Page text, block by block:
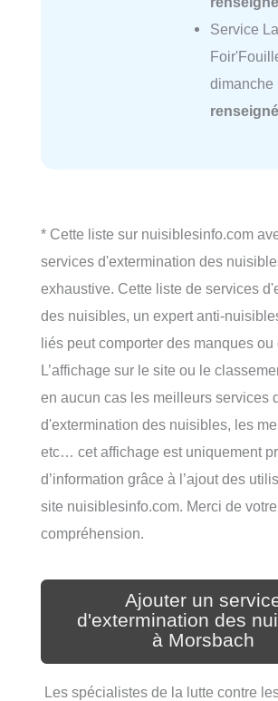
Service La
dimanche
renseigné
* Cette liste sur nuisiblesinfo.com
services d'extermination des
exhaustive. Cette liste de services
des nuisibles, un expert anti-
liés peut comporter des manques ou
L’affichage sur le site ou le
en aucun cas les meilleurs services
d'extermination des nuisibles, les
etc… cet affichage est uniquement
d’information grâce à l’ajout des
site nuisiblesinfo.com. Merci de votre
compréhension.
Ajouter un
d'extermination des
à Morsbach
Les spécialistes de la lutte contre